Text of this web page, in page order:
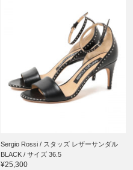
Sergio Rossi / スタッズ レザーサンダル
BLACK / サイズ 36.5
¥25,300